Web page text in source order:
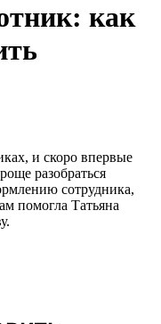
как
и скоро впервые
разобраться
сотрудника,
помогла Татьяна